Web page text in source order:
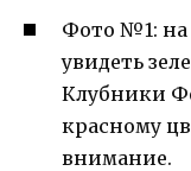
Фото №1:
увидеть
Клубники
красному
внимание.